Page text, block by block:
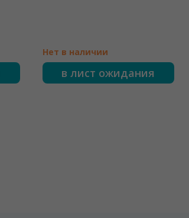
Нет в наличии
в лист ожидания